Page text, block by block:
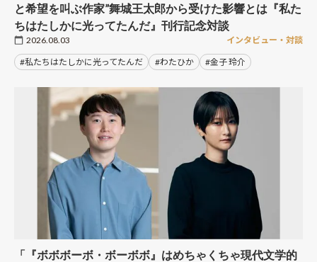
と希望を叫ぶ作家”舞城王太郎から受けた影響とは『私た
ちはたしかに光ってたんだ』刊行記念対談
2026.08.03 インタビュー・対談
#私たちはたしかに光ってたんだ #わたひか #金子 玲介
「『ボボボーボ・ボーボボ』はめちゃくちゃ現代文学的